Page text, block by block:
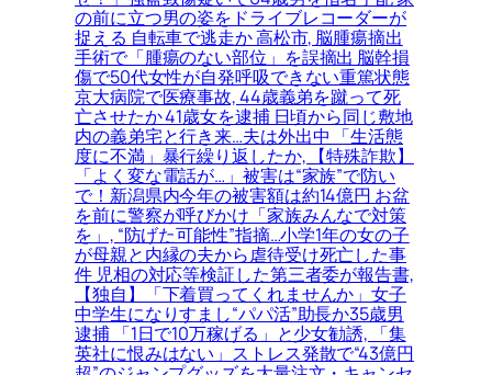
の前に立つ男の姿をドライブレコーダーが
捉える 自転車で逃走か 高松市, 脳腫瘍摘出
手術で「腫瘍のない部位」を誤摘出 脳幹損
傷で50代女性が自発呼吸できない重篤状態
京大病院で医療事故, 44歳義弟を蹴って死
亡させたか 41歳女を逮捕 日頃から同じ敷地
内の義弟宅と行き来…夫は外出中 「生活態
度に不満」暴行繰り返したか, 【特殊詐欺】
「よく変な電話が…」被害は“家族”で防い
で！新潟県内今年の被害額は約14億円 お盆
を前に警察が呼びかけ「家族みんなで対策
を」, “防げた可能性”指摘…小学1年の女の子
が母親と内縁の夫から虐待受け死亡した事
件 児相の対応等検証した第三者委が報告書,
【独自】「下着買ってくれませんか」女子
中学生になりすまし“パパ活”助長か35歳男
逮捕 「1日で10万稼げる」と少女勧誘, 「集
英社に恨みはない」ストレス発散で“43億円